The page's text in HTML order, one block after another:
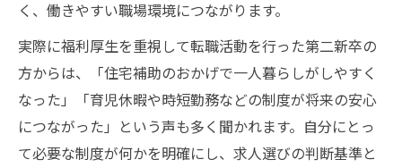
く、働きやすい職場環境につながります。
実際に福利厚生を重視して転職活動を行った第二新卒の
方からは、「住宅補助のおかげで一人暮らしがしやすく
なった」「育児休暇や時短勤務などの制度が将来の安心
につながった」という声も多く聞かれます。自分にとっ
て必要な制度が何かを明確にし、求人選びの判断基準と